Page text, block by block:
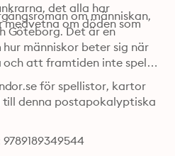
det alla har
om döden som
om människan,
Göteborg. Det är en
människor beter sig när
att framtiden inte spelar
för spellistor, kartor
denna postapokalyptiska